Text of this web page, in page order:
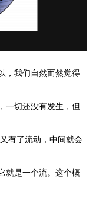
，我们自然而然觉得
一切还没有发生，但
有了流动，中间就会
就是一个流。这个概